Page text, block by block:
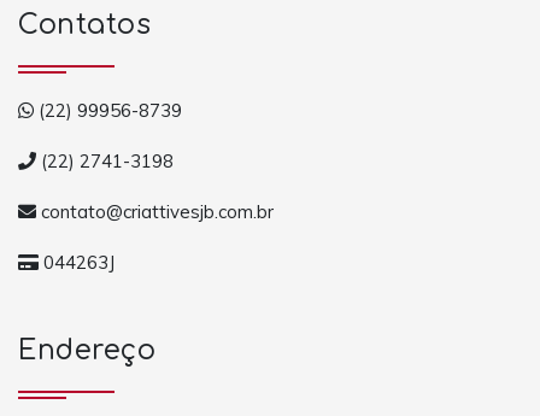
Contatos
(22) 99956-8739
(22) 2741-3198
contato@criattivesjb.com.br
044263J
Endereço